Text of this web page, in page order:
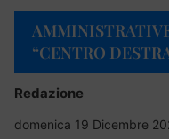
“CENTRO
Redazione
domenica 19 Dicembre